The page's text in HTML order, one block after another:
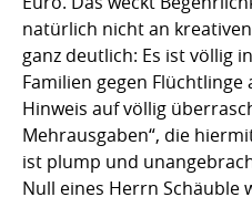
natürlich nicht an
ganz deutlich: Es ist völlig
Familien gegen
Hinweis auf völlig
Mehrausgaben“, die
ist plump und
Null eines Herrn Schäuble